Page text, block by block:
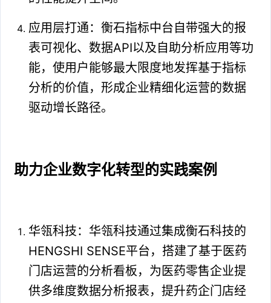
应用层打通：衡石指标中台自带强大的报
表可视化、数据API以及自助分析应用等功
能，使用户能够最大限度地发挥基于指标
分析的价值，形成企业精细化运营的数据
驱动增长路径。
助力企业数字化转型的实践案例
华瓴科技：华瓴科技通过集成衡石科技的
HENGSHI SENSE平台，搭建了基于医药
门店运营的分析看板，为医药零售企业提
供多维度数据分析报表，提升药企门店经